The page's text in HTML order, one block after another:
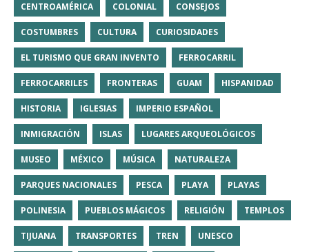
CENTROAMÉRICA COLONIAL CONSEJOS
COSTUMBRES CULTURA CURIOSIDADES
EL TURISMO QUE GRAN INVENTO FERROCARRIL
FERROCARRILES FRONTERAS GUAM HISPANIDAD
HISTORIA IGLESIAS IMPERIO ESPAÑOL
INMIGRACIÓN ISLAS LUGARES ARQUEOLÓGICOS
MUSEO MÉXICO MÚSICA NATURALEZA
PARQUES NACIONALES PESCA PLAYA PLAYAS
POLINESIA PUEBLOS MÁGICOS RELIGIÓN TEMPLOS
TIJUANA TRANSPORTES TREN UNESCO